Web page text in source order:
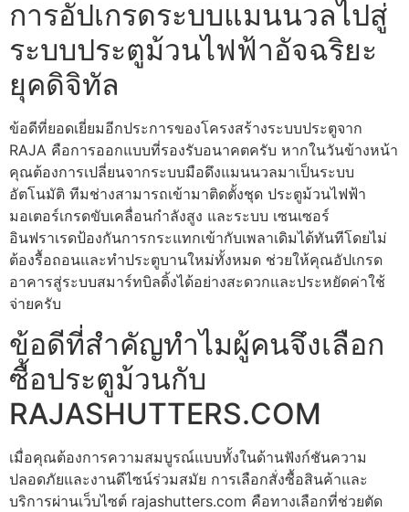
การอัปเกรดระบบแมนนวลไปสู่
ระบบประตูม้วนไฟฟ้าอัจฉริยะ
ยุคดิจิทัล
ข้อดีที่ยอดเยี่ยมอีกประการของโครงสร้างระบบประตูจาก
RAJA คือการออกแบบที่รองรับอนาคตครับ หากในวันข้างหน้า
คุณต้องการเปลี่ยนจากระบบมือดึงแมนนวลมาเป็นระบบ
อัตโนมัติ ทีมช่างสามารถเข้ามาติดตั้งชุด ประตูม้วนไฟฟ้า
มอเตอร์เกรดขับเคลื่อนกำลังสูง และระบบ เซนเซอร์
อินฟราเรดป้องกันการกระแทกเข้ากับเพลาเดิมได้ทันทีโดยไม่
ต้องรื้อถอนและทำประตูบานใหม่ทั้งหมด ช่วยให้คุณอัปเกรด
อาคารสู่ระบบสมาร์ทบิลดิ้งได้อย่างสะดวกและประหยัดค่าใช้
จ่ายครับ
ข้อดีที่สำคัญทำไมผู้คนจึงเลือก
ซื้อประตูม้วนกับ
RAJASHUTTERS.COM
เมื่อคุณต้องการความสมบูรณ์แบบทั้งในด้านฟังก์ชันความ
ปลอดภัยและงานดีไซน์ร่วมสมัย การเลือกสั่งซื้อสินค้าและ
บริการผ่านเว็บไซต์ rajashutters.com คือทางเลือกที่ช่วยตัด